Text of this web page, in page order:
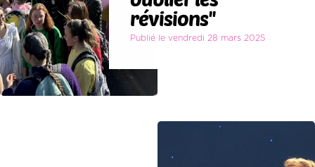
révisions''
Publié le vendredi 28 mars 2025